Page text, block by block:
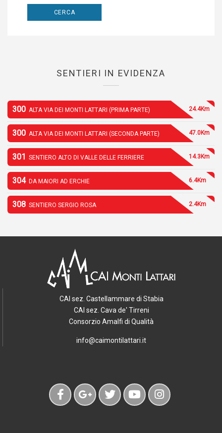
SENTIERI IN EVIDENZA
300 ALTA VIA DEI MONTI LATTARI (PRIMA PARTE) 24.4Km
300 ALTA VIA DEI MONTI LATTARI (SECONDA PARTE) 47.0Km
301 SENTIERO ALTO DI VALLE DELLE FERRIERE 14.3Km
304 DA MAIORI AD ERCHIE 6.4Km
308 SENTIERO SERGIO ROSA 2.4Km
CAI sez. Castellammare di Stabia
CAI sez. Cava de' Tirreni
Consorzio Amalfi di Qualità
info@caimontilattari.it